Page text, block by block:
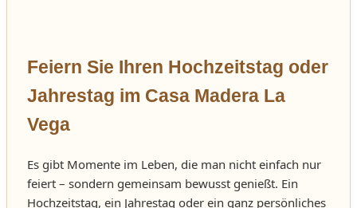
Feiern Sie Ihren Hochzeitstag oder
Jahrestag im Casa Madera La
Vega
Es gibt Momente im Leben, die man nicht einfach nur
feiert – sondern gemeinsam bewusst genießt. Ein
Hochzeitstag, ein Jahrestag oder ein ganz persönliches